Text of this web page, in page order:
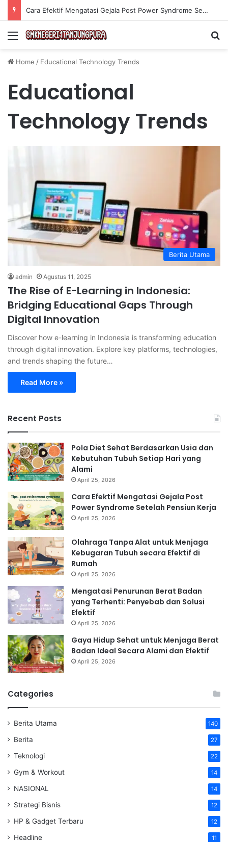
Cara Efektif Mengatasi Gejala Post Power Syndrome Setelah Pensiun Kerja
Menu
Home / Educational Technology Trends
Educational
Technology Trends
Berita Utama
admin Agustus 11, 2025
The Rise of E-Learning in Indonesia:
Bridging Educational Gaps Through
Digital Innovation
Discover how e-learning in Indonesia is transforming education
through digital innovation. Explore key platforms, technologies,
and trends shaping the future…
Read More »
Recent Posts
Pola Diet Sehat Berdasarkan Usia dan
Kebutuhan Tubuh Setiap Hari yang
Alami
April 25, 2026
Cara Efektif Mengatasi Gejala Post
Power Syndrome Setelah Pensiun Kerja
April 25, 2026
Olahraga Tanpa Alat untuk Menjaga
Kebugaran Tubuh secara Efektif di
Rumah
April 25, 2026
Mengatasi Penurunan Berat Badan
yang Terhenti: Penyebab dan Solusi
Efektif
April 25, 2026
Gaya Hidup Sehat untuk Menjaga Berat
Badan Ideal Secara Alami dan Efektif
April 25, 2026
Categories
Berita Utama 140
Berita 27
Teknologi 22
Gym & Workout 14
NASIONAL 14
Strategi Bisnis 12
HP & Gadget Terbaru 12
Headline 11